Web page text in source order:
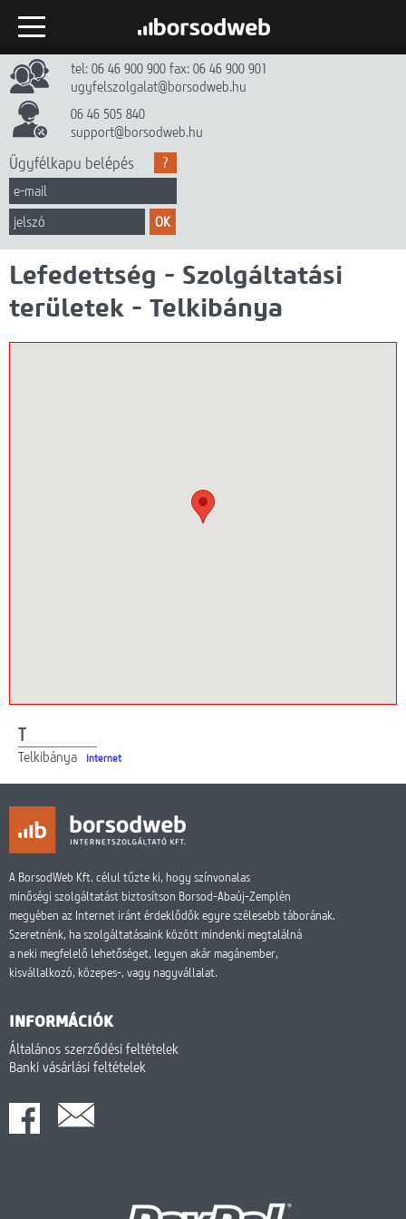
tel: 06 46 900 900 fax: 06 46 900 901
ugyfelszolgalat@borsodweb.hu
06 46 505 840
support@borsodweb.hu
?
Ügyfélkapu belépés
OK
Kezdőlap
Internet
TV
Egyéb szolgáltatások
Hírek
Gyik
Céginfó
Lefedettség - Szolgáltatási
területek - Telkibánya
T
Telkibánya Internet
A BorsodWeb Kft. célul tűzte ki, hogy színvonalas
minőségi szolgáltatást biztosítson Borsod-Abaúj-Zemplén
megyében az Internet iránt érdeklődők egyre szélesebb táborának.
Szeretnénk, ha szolgáltatásaink között mindenki megtalálná
a neki megfelelő lehetőséget, legyen akár magánember,
kisvállalkozó, közepes-, vagy nagyvállalat.
INFORMÁCIÓK
Általános szerződési feltételek
Banki vásárlási feltételek